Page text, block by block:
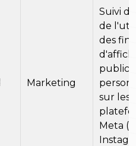
Marketing
Suivi
de
des fins
sur les
Meta